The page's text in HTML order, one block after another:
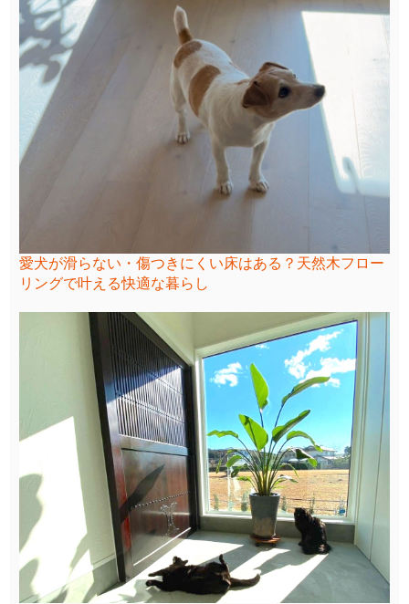
愛犬が滑らない・傷つきにくい床はある？天然木フロー
リングで叶える快適な暮らし